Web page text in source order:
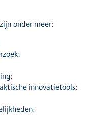
onder meer:
innovatietools;